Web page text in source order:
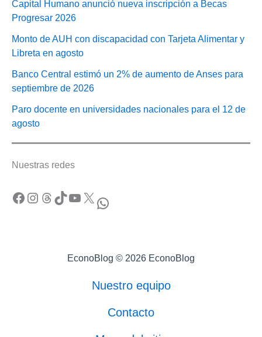
Capital Humano anunció nueva inscripción a Becas
Progresar 2026
Monto de AUH con discapacidad con Tarjeta Alimentar y
Libreta en agosto
Banco Central estimó un 2% de aumento de Anses para
septiembre de 2026
Paro docente en universidades nacionales para el 12 de
agosto
Nuestras redes
Facebook Instagram Threads TikTok YouTube X WhatsApp
EconoBlog © 2026 EconoBlog
Nuestro equipo
Contacto